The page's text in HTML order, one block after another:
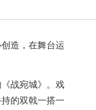
造，在舞台运
战宛城》。戏
的双戟一搭一